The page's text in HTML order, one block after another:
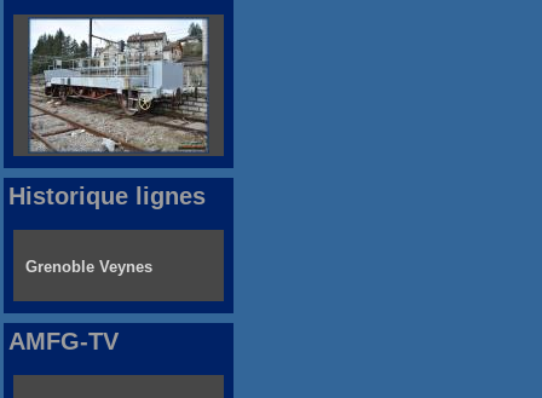
Historique lignes
Grenoble Veynes
AMFG-TV